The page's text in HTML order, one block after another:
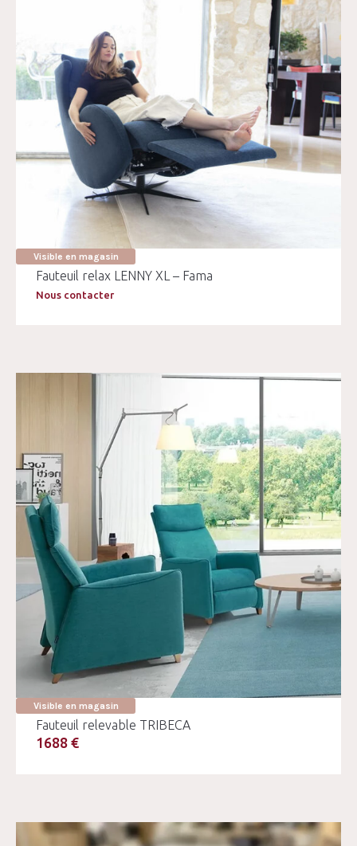
Visible en magasin
Fauteuil relax LENNY XL – Fama
Nous contacter
Visible en magasin
Fauteuil relevable TRIBECA
1688 €